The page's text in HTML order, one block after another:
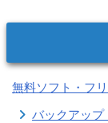
無料ソフト・フ
バックアップ